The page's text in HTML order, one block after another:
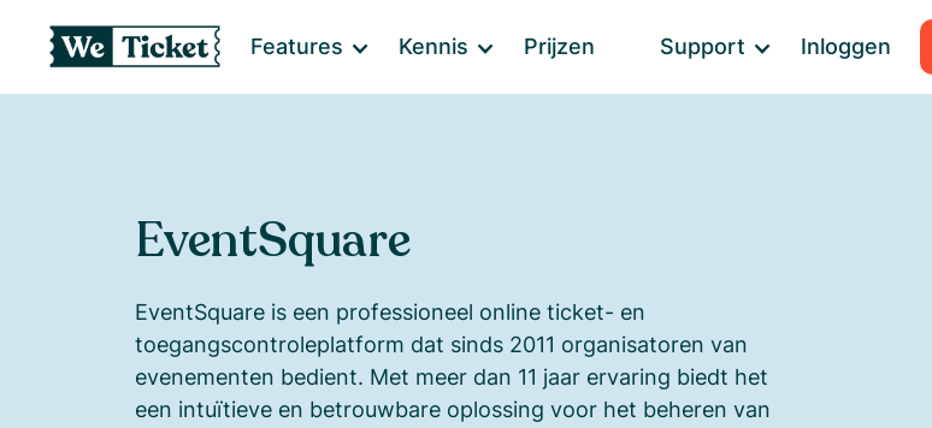
Features Kennis Prijzen Support Inloggen
EventSquare
EventSquare is een professioneel online ticket- en
toegangscontroleplatform dat sinds 2011 organisatoren van
evenementen bedient. Met meer dan 11 jaar ervaring biedt het
een intuïtieve en betrouwbare oplossing voor het beheren van